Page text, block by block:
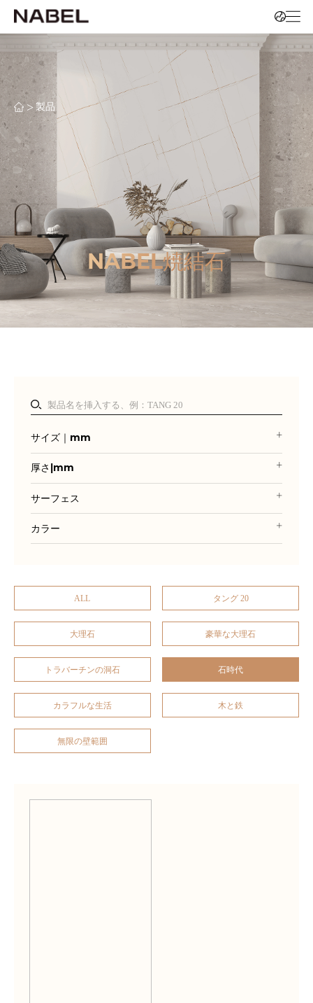
> 製品
NABEL焼結石
サイズ｜mm
厚さ|mm
サーフェス
カラー
ALL タング 20
大理石 豪華な大理石
トラバーチンの洞石 石時代
カラフルな生活 木と鉄
無限の壁範囲